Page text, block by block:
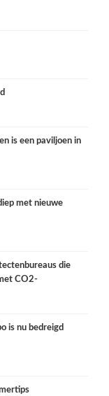
is een paviljoen in
met nieuwe
die
CO2-
is nu bedreigd